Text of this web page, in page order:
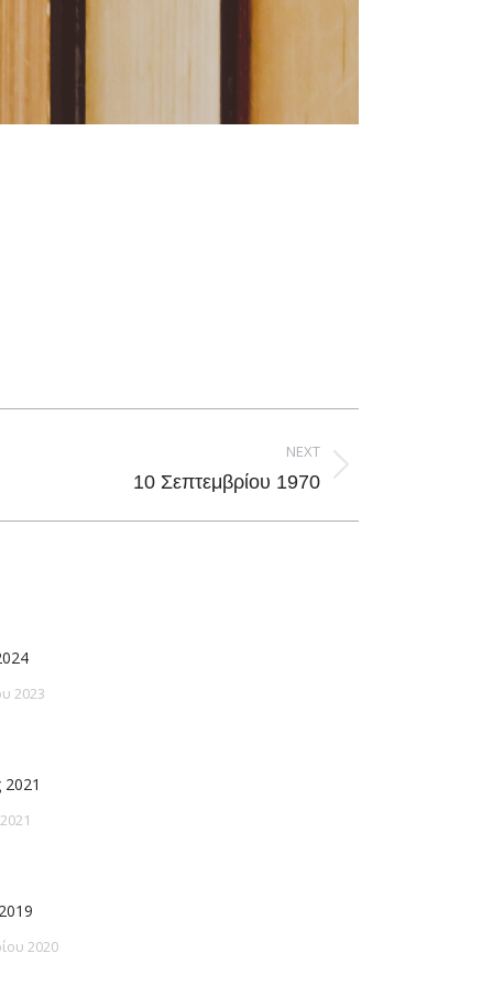
NEXT
10 Σεπτεμβρίου 1970
2023
2021
2020